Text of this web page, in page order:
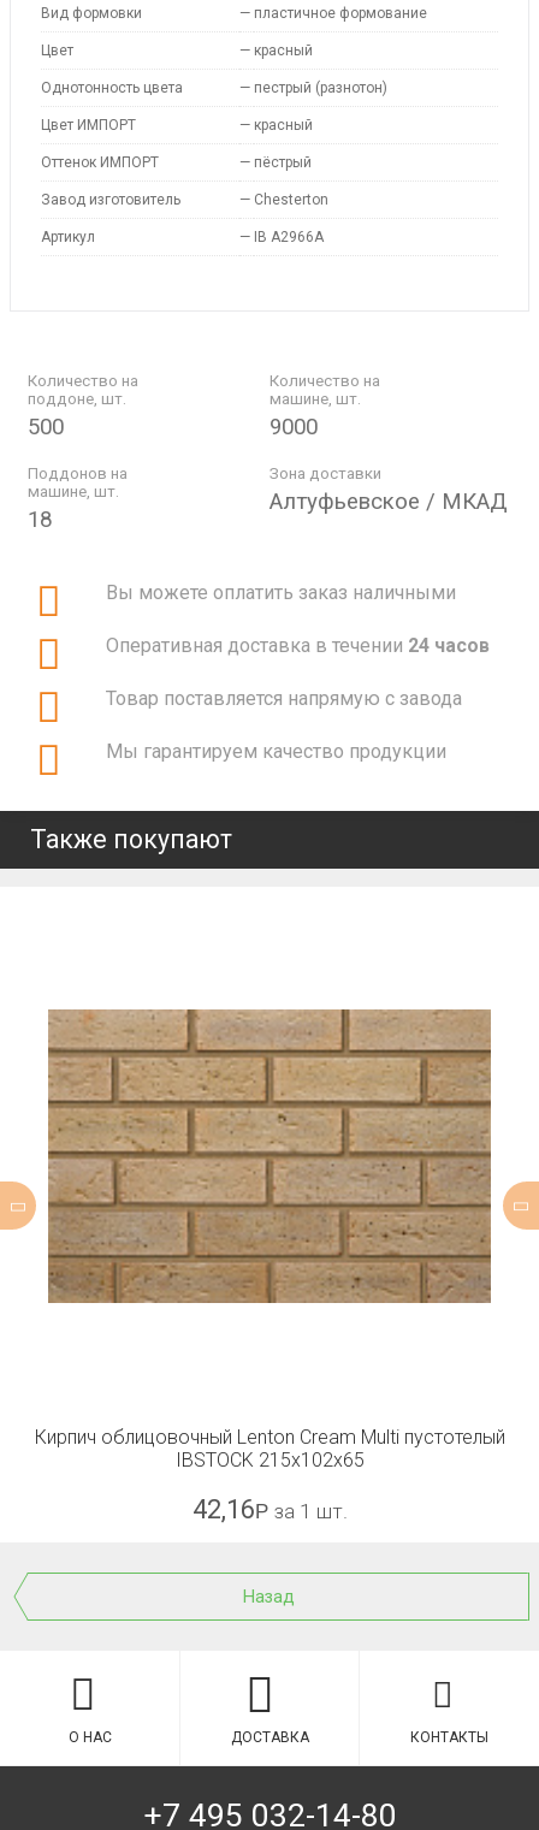
Вид формовки — пластичное формование
Цвет — красный
Однотонность цвета — пестрый (разнотон)
Цвет ИМПОРТ — красный
Оттенок ИМПОРТ — пёстрый
Завод изготовитель — Chesterton
Артикул — IB A2966A
Количество на
поддоне, шт.
500
Количество на
машине, шт.
9000
Поддонов на
машине, шт.
18
Зона доставки
Алтуфьевское / МКАД
Вы можете оплатить заказ наличными
Оперативная доставка в течении 24 часов
Товар поставляется напрямую с завода
Мы гарантируем качество продукции
Также покупают
Кирпич облицовочный Lenton Cream Multi пустотелый
IBSTOCK 215x102x65
42,16Р за 1 шт.
Назад
О НАС ДОСТАВКА КОНТАКТЫ
+7 495 032-14-80